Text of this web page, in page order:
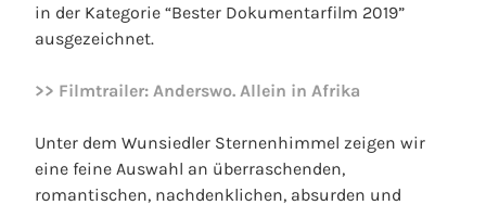
in der Kategorie “Bester Dokumentarfilm 2019”
ausgezeichnet.
>> Filmtrailer: Anderswo. Allein in Afrika
Unter dem Wunsiedler Sternenhimmel zeigen wir
eine feine Auswahl an überraschenden,
romantischen, nachdenklichen, absurden und